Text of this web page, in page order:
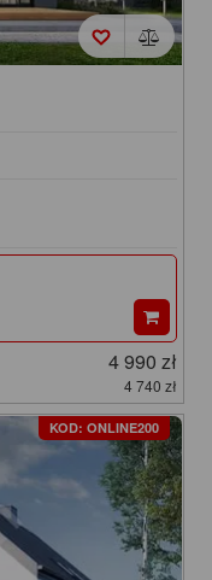
4 990 zł
4 740 zł
KOD: ONLINE200